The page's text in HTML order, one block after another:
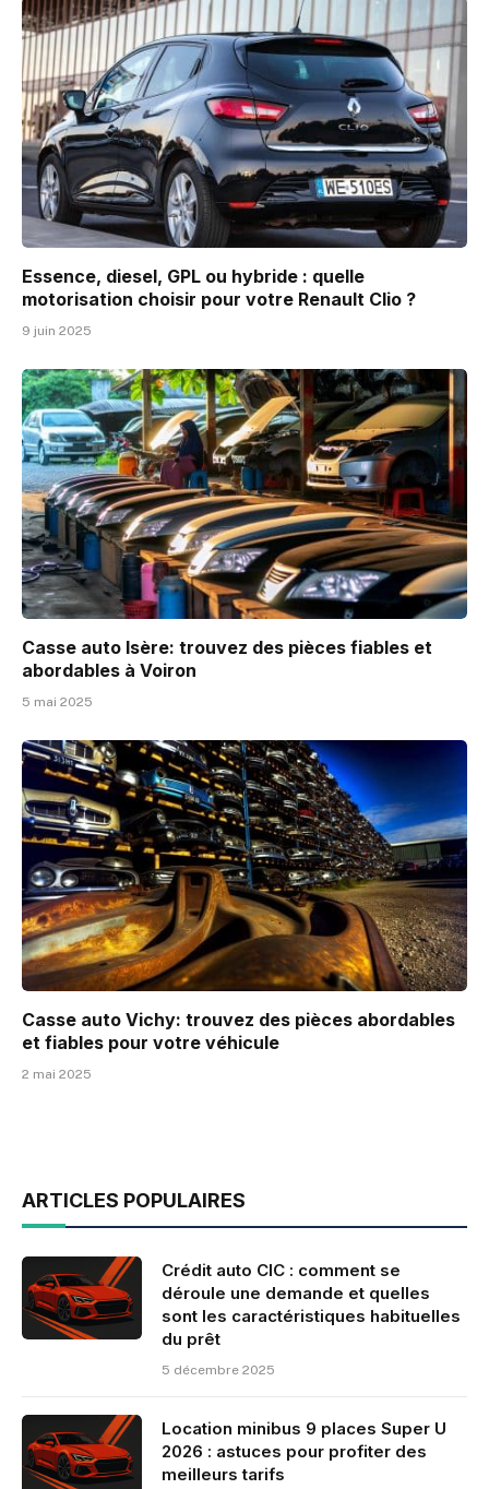
Essence, diesel, GPL ou hybride : quelle
motorisation choisir pour votre Renault Clio ?
9 juin 2025
Casse auto Isère: trouvez des pièces fiables et
abordables à Voiron
5 mai 2025
Casse auto Vichy: trouvez des pièces abordables
et fiables pour votre véhicule
2 mai 2025
ARTICLES POPULAIRES
Crédit auto CIC : comment se
déroule une demande et quelles
sont les caractéristiques habituelles
du prêt
5 décembre 2025
Location minibus 9 places Super U
2026 : astuces pour profiter des
meilleurs tarifs